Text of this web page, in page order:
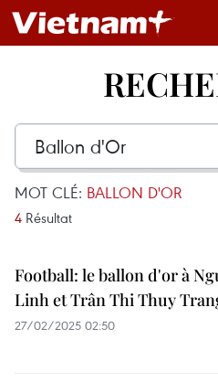
MOT CLÉ: BALLON D'OR
4 Résultat
Football: le ballon d'or à
Linh et Trân Thi Thuy
27/02/2025 02:50